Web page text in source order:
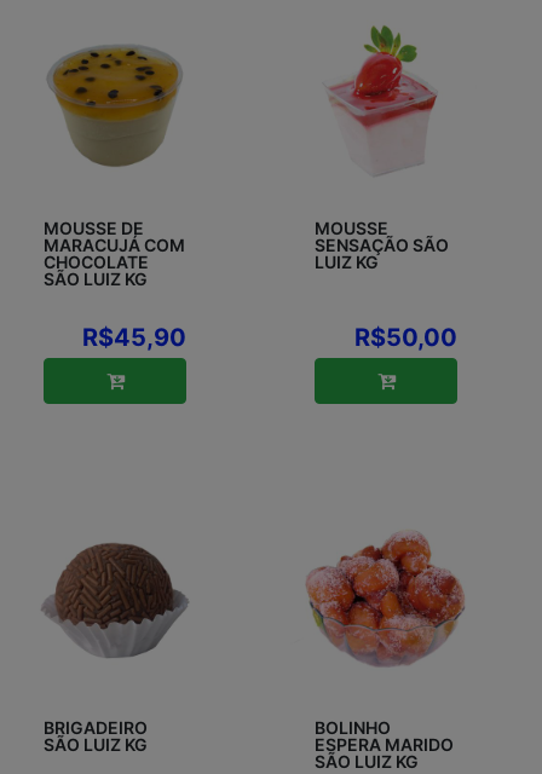
MOUSSE DE
MARACUJÁ COM
CHOCOLATE
SÃO LUIZ KG
R$45,90
MOUSSE
SENSAÇÃO SÃO
LUIZ KG
R$50,00
BRIGADEIRO
SÃO LUIZ KG
BOLINHO
ESPERA MARIDO
SÃO LUIZ KG